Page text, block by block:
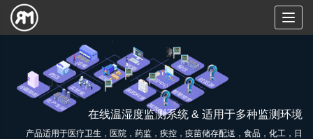
在线温湿度监测系统 & 适用于多种监测环境
产品适用于医疗卫生，医院，药监，疾控，疫苗储存配送，食品，化工，日